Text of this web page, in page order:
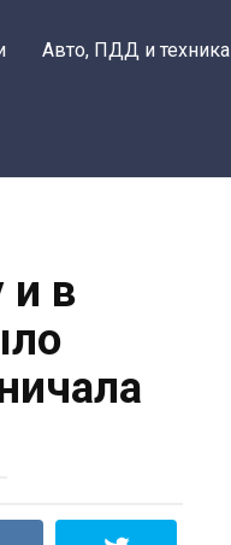
Авто, ПДД и техника
и в